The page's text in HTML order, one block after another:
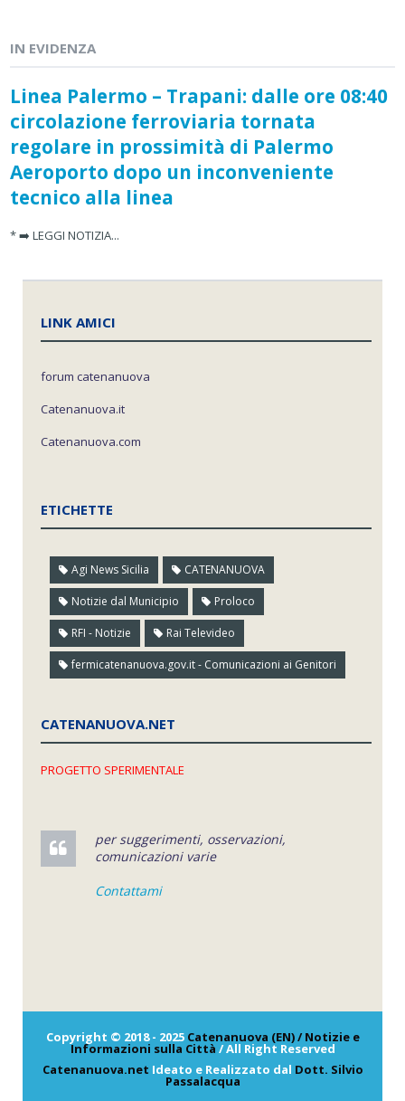
IN EVIDENZA
Linea Palermo – Trapani: dalle ore 08:40
circolazione ferroviaria tornata
regolare in prossimità di Palermo
Aeroporto dopo un inconveniente
tecnico alla linea
* ➡️ LEGGI NOTIZIA...
LINK AMICI
forum catenanuova
Catenanuova.it
Catenanuova.com
ETICHETTE
Agi News Sicilia CATENANUOVA
Notizie dal Municipio Proloco
RFI - Notizie Rai Televideo
fermicatenanuova.gov.it - Comunicazioni ai Genitori
CATENANUOVA.NET
PROGETTO SPERIMENTALE
per suggerimenti, osservazioni,
comunicazioni varie
Contattami
Copyright © 2018 - 2025 Catenanuova (EN) / Notizie e
Informazioni sulla Città / All Right Reserved
Catenanuova.net Ideato e Realizzato dal Dott. Silvio
Passalacqua